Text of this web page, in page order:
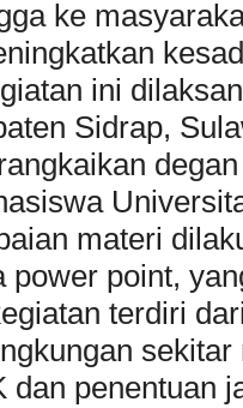
ke
ini
Sidrap,
materi
power point,
terdiri
dan penentuan